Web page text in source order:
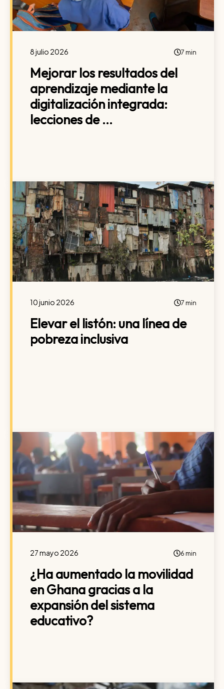
8 julio 2026 7 min
Mejorar los resultados del
aprendizaje mediante la
digitalización integrada:
lecciones de ...
10 junio 2026 7 min
Elevar el listón: una línea de
pobreza inclusiva
27 mayo 2026 6 min
¿Ha aumentado la movilidad
en Ghana gracias a la
expansión del sistema
educativo?